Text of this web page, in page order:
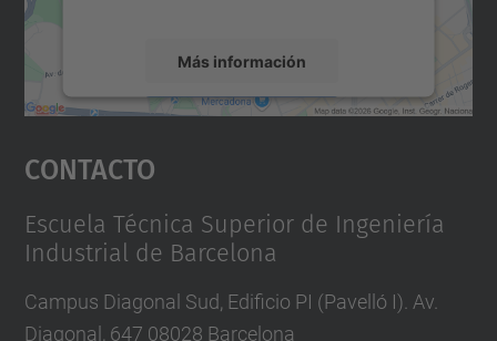
Más información
Aceptar
powered by
Contacto
Escuela Técnica Superior de Ingeniería
Industrial de Barcelona
Campus Diagonal Sud, Edificio PI (Pavelló I). Av.
Diagonal, 647 08028 Barcelona